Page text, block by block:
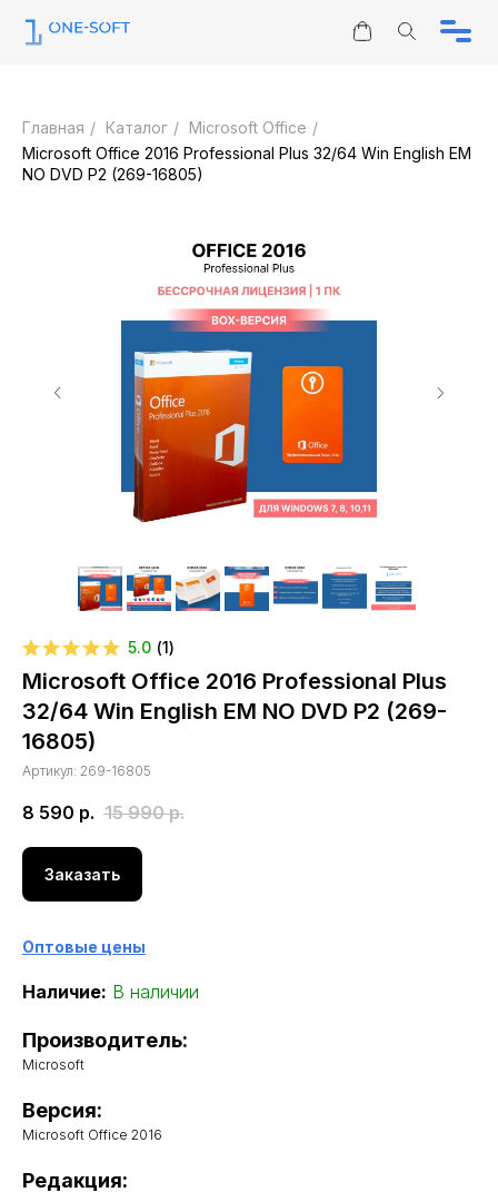
Каталог
Юридическим лицам
Контакты
Круглосуточно
Главная / Каталог / Microsoft Office /
Microsoft Office 2016 Professional Plus 32/64 Win English EM
NO DVD P2 (269-16805)
5.0 (1)
Microsoft Office 2016 Professional Plus
32/64 Win English EM NO DVD P2 (269-
16805)
Артикул: 269-16805
8 590 р. 15 990 р.
Заказать
Оптовые цены
Наличие: В наличии
Производитель:
Microsoft
Версия:
Microsoft Office 2016
Редакция: